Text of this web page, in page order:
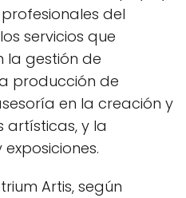
del
servicios que
la gestión de
producción de
en la creación y
artísticas, y la
Artis, según